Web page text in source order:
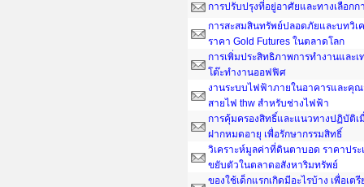
การปรับปรุงที่อยู่อาศัยและทางเลือก
การสะสมสินทรัพย์ปลอดภัยและบทวิเ
ราคา Gold Futures ในตลาดโลก
การเพิ่มประสิทธิภาพการทำงานและ
โต๊ะทํางานออฟฟิศ
งานระบบไฟฟ้าภายในอาคารและคุ
สายไฟ thw สำหรับช่างไฟฟ้า
การคุ้มครองสิทธิ์และแนวทางปฏิบัติ
ฝากหมดอายุ เพื่อรักษากรรมสิทธิ์
วิเคราะห์มูลค่าที่ดินตาบอด ราคาประ
ขยับตัวในตลาดอสังหาริมทรัพย์
ของใช้เด็กแรกเกิดมีอะไรบ้าง เพื่อเต